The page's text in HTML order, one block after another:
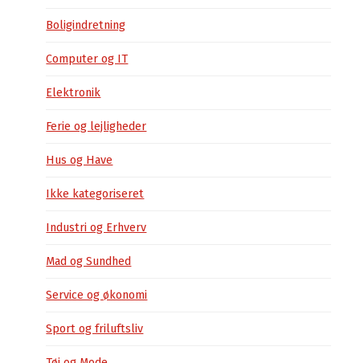
Boligindretning
Computer og IT
Elektronik
Ferie og lejligheder
Hus og Have
Ikke kategoriseret
Industri og Erhverv
Mad og Sundhed
Service og økonomi
Sport og friluftsliv